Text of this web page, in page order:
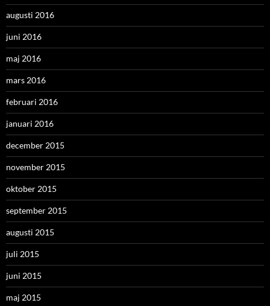
augusti 2016
juni 2016
maj 2016
mars 2016
februari 2016
januari 2016
december 2015
november 2015
oktober 2015
september 2015
augusti 2015
juli 2015
juni 2015
maj 2015